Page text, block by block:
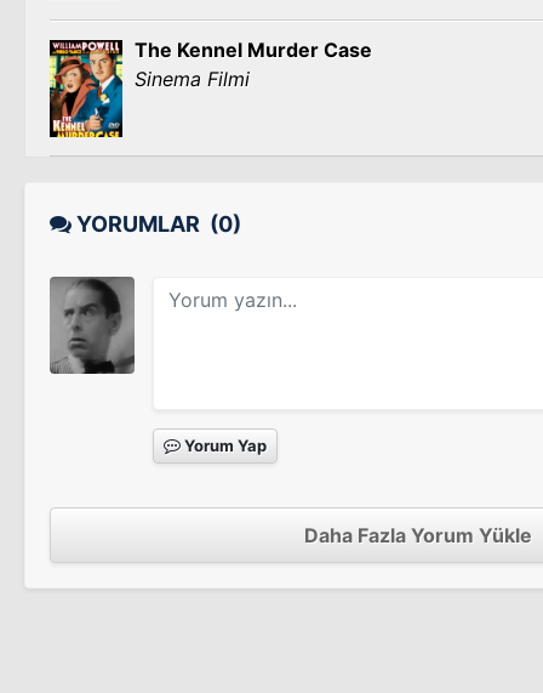
The Kennel Murder Case
Sinema Filmi
YORUMLAR (0)
Yorum Yap
Daha Fazla Yorum Yükle